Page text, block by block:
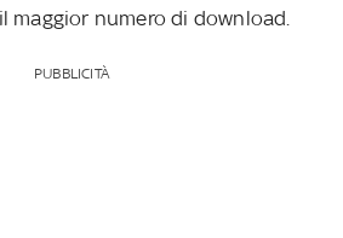
numero di download.
PUBBLICITÀ